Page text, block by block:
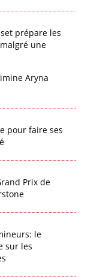
prépare les
une
Aryna
pour faire ses
Prix de
le
sur les